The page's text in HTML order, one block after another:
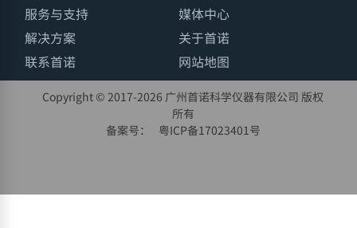
服务与支持
媒体中心
解决方案
关于首诺
联系首诺
网站地图
Copyright © 2017-2026 广州首诺科学仪器有限公司 版权
所有
备案号：
粤ICP备17023401号